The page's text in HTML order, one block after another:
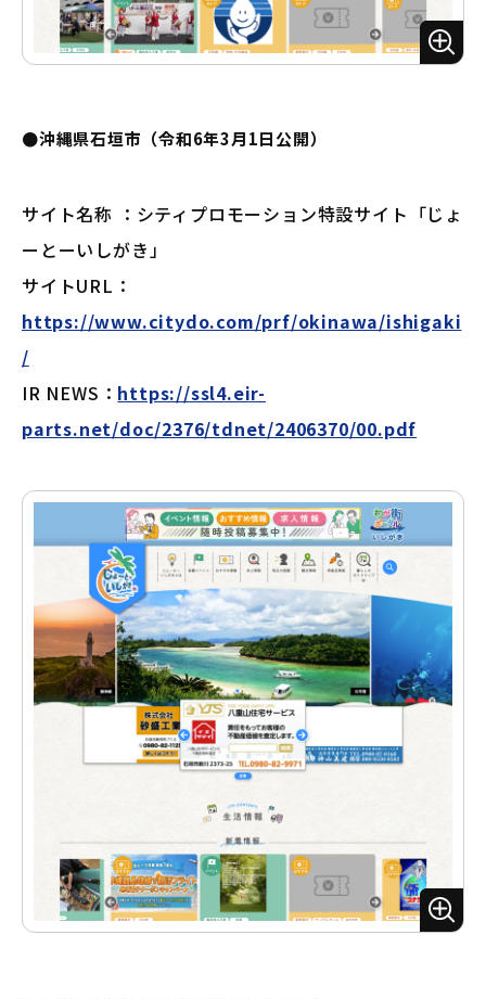
ズ
ー
●沖縄県石垣市（令和6年3月1日公開）
サイト名称 ：シティプロモーション特設サイト「じょ
ーとーいしがき」
サイトURL：
https://www.citydo.com/prf/okinawa/ishigaki
/
IR NEWS： https://ssl4.eir-
parts.net/doc/2376/tdnet/2406370/00.pdf
ズ
ー